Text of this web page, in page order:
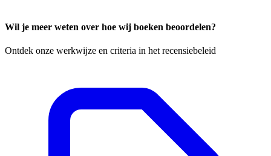
Wil je meer weten over hoe wij boeken beoordelen?
Ontdek onze werkwijze en criteria in het recensiebeleid